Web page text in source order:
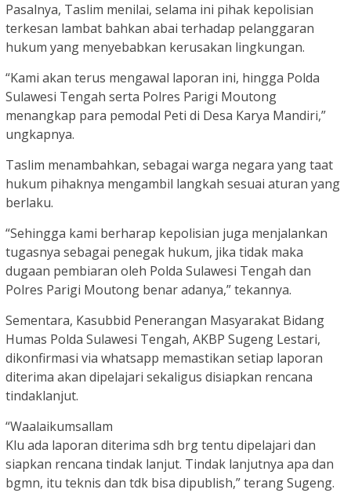
Pasalnya, Taslim menilai, selama ini pihak kepolisian
terkesan lambat bahkan abai terhadap pelanggaran
hukum yang menyebabkan kerusakan lingkungan.
“Kami akan terus mengawal laporan ini, hingga Polda
Sulawesi Tengah serta Polres Parigi Moutong
menangkap para pemodal Peti di Desa Karya Mandiri,”
ungkapnya.
Taslim menambahkan, sebagai warga negara yang taat
hukum pihaknya mengambil langkah sesuai aturan yang
berlaku.
“Sehingga kami berharap kepolisian juga menjalankan
tugasnya sebagai penegak hukum, jika tidak maka
dugaan pembiaran oleh Polda Sulawesi Tengah dan
Polres Parigi Moutong benar adanya,” tekannya.
Sementara, Kasubbid Penerangan Masyarakat Bidang
Humas Polda Sulawesi Tengah, AKBP Sugeng Lestari,
dikonfirmasi via whatsapp memastikan setiap laporan
diterima akan dipelajari sekaligus disiapkan rencana
tindaklanjut.
“Waalaikumsallam
Klu ada laporan diterima sdh brg tentu dipelajari dan
siapkan rencana tindak lanjut. Tindak lanjutnya apa dan
bgmn, itu teknis dan tdk bisa dipublish,” terang Sugeng.